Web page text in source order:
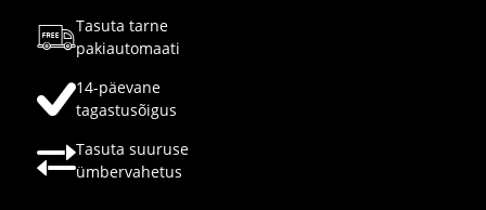
Tasuta tarne
pakiautomaati
14-päevane
tagastusõigus
Tasuta suuruse
ümbervahetus